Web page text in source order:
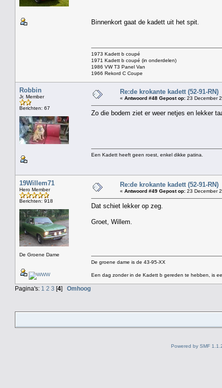
Binnenkort gaat de kadett uit het spit.
1973 Kadett b coupé
1971 Kadett b coupé (in onderdelen)
1986 VW T3 Panel Van
1966 Rekord C Coupe
Robbin
Jr. Member
Berichten: 67
Re:de krokante kadett (52-91-RN)
« Antwoord #48 Gepost op: 23 December
Zo die bodem ziet er weer netjes en lekker
Een Kadett heeft geen roest, enkel dikke patina.
19Willem71
Hero Member
Berichten: 918
De Groene Dame
Re:de krokante kadett (52-91-RN)
« Antwoord #49 Gepost op: 23 December
Dat schiet lekker op zeg.
Groet, Willem.
De groene dame is de 43-95-XX
Een dag zonder in de Kadett b gereden te hebben, is
Pagina's: 1 2 3 [4] Omhoog
Powered by SMF